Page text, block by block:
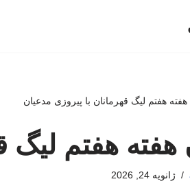
هفته هفتم لیگ قهرمانان با پیروزی مدعیان
هفته هفتم لیگ
ژانویه 24, 2026